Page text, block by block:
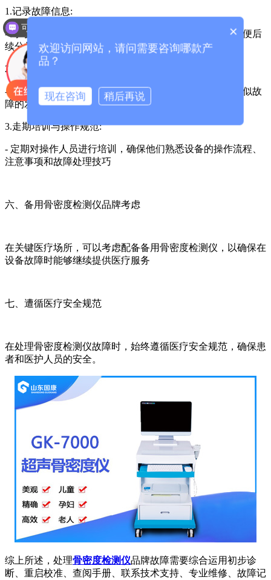
1.记录故障信息:
- 对每次故障的现象、处理过程和结果进行详细记录，以便后
续分析和改进，
2.制走预防措施:
- 根据故障记录和分析，制定针对性的预防措施，减少类似故
障的发生
3.走期培训与操作规范:
- 定期对操作人员进行培训，确保他们熟悉设备的操作流程、
注意事项和故障处理技巧
六、备用骨密度检测仪品牌考虑
在关键医疗场所，可以考虑配备备用骨密度检测仪，以确保在
设备故障时能够继续提供医疗服务
七、遭循医疗安全规范
在处理骨密度检测仪故障时，始终遵循医疗安全规范，确保患
者和医护人员的安全。
综上所述，处理骨密度检测仪品牌故障需要综合运用初步诊
断、重启校准、查阅手册、联系技术支持、专业维修、故障记
×
欢迎访问网站，请问需要咨询哪款产
品？
现在咨询 稍后再说